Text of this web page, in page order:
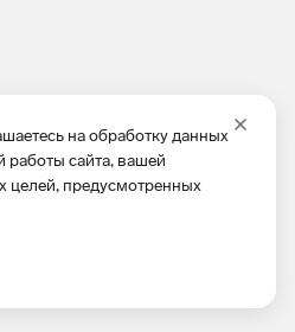
на обработку данных
работы сайта, вашей
целей, предусмотренных